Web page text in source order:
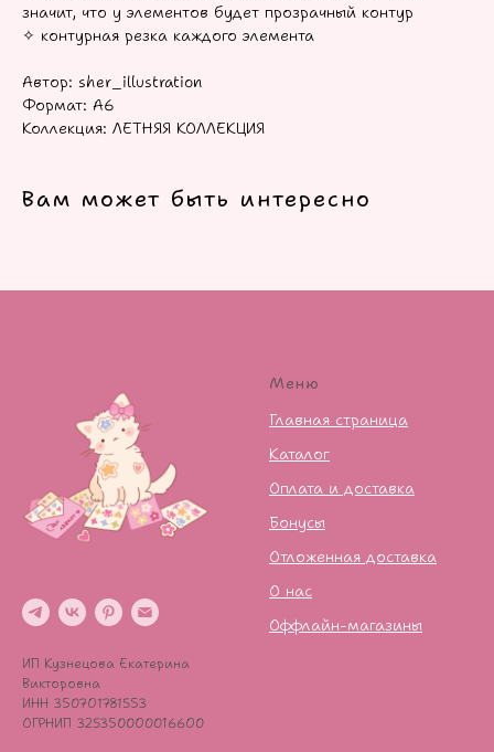
значит, что у элементов будет прозрачный контур
✧ контурная резка каждого элемента
Автор: sher_illustration
Формат: А6
Коллекция: ЛЕТНЯЯ КОЛЛЕКЦИЯ
Вам может быть интересно
ИП Кузнецова Екатерина
Викторовна
ИНН 350701781553
ОГРНИП 325350000016600
Меню
Главная страница
Каталог
Оплата и доставка
Бонусы
Отложенная доставка
О нас
Оффлайн-магазины